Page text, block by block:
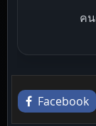
ค
Facebook